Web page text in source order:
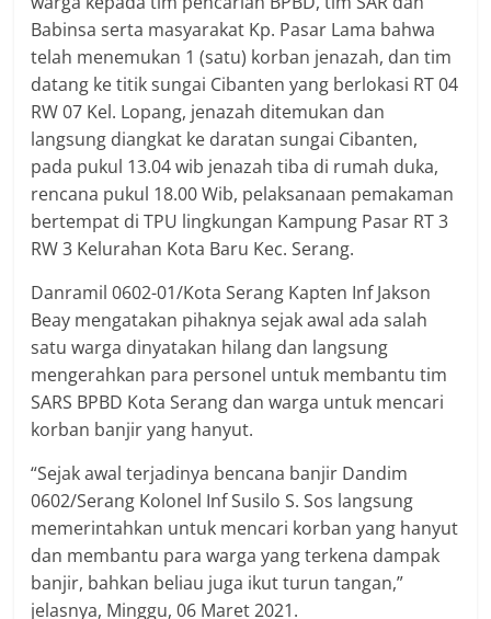
Babinsa serta masyarakat Kp. Pasar Lama bahwa
telah menemukan 1 (satu) korban jenazah, dan tim
datang ke titik sungai Cibanten yang berlokasi RT 04
RW 07 Kel. Lopang, jenazah ditemukan dan
langsung diangkat ke daratan sungai Cibanten,
pada pukul 13.04 wib jenazah tiba di rumah duka,
rencana pukul 18.00 Wib, pelaksanaan pemakaman
bertempat di TPU lingkungan Kampung Pasar RT 3
RW 3 Kelurahan Kota Baru Kec. Serang.
Danramil 0602-01/Kota Serang Kapten Inf Jakson
Beay mengatakan pihaknya sejak awal ada salah
satu warga dinyatakan hilang dan langsung
mengerahkan para personel untuk membantu tim
SARS BPBD Kota Serang dan warga untuk mencari
korban banjir yang hanyut.
“Sejak awal terjadinya bencana banjir Dandim
0602/Serang Kolonel Inf Susilo S. Sos langsung
memerintahkan untuk mencari korban yang hanyut
dan membantu para warga yang terkena dampak
banjir, bahkan beliau juga ikut turun tangan,”
jelasnya, Minggu, 06 Maret 2021.